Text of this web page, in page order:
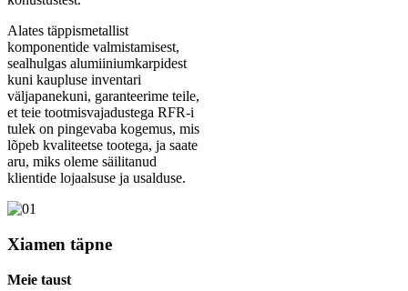
Alates täppismetallist
komponentide valmistamisest,
sealhulgas alumiiniumkarpidest
kuni kaupluse inventari
väljapanekuni, garanteerime teile,
et teie tootmisvajadustega RFR-i
tulek on pingevaba kogemus, mis
lõpeb kvaliteetse tootega, ja saate
aru, miks oleme säilitanud
klientide lojaalsuse ja usalduse.
Xiamen täpne
Meie taust